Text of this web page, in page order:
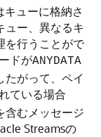
ューに格納さ
ュー、異なるキ
を行うことがで
ドがANYDATA
たがって、ペイ
ている場合
含むメッセージ
Streamsの